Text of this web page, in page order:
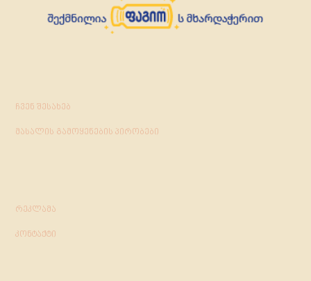
ჩვენ შესახებ
მასალის გამოყენების პირობები
რეკლამა
კონტაქტი